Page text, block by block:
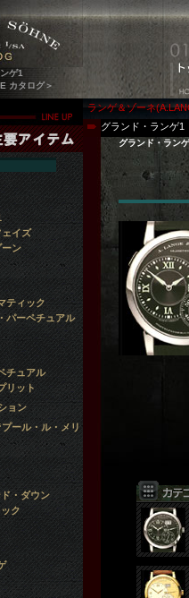
ゲ1
カタログ＞
ランゲ＆ゾーネ
グランド・ランゲ1
グランド・ラン
ェイズ
ーン
ティック
パーペチュアル
チュアル
リット
ョン
ール・ル・メリ
・ダウン
ク